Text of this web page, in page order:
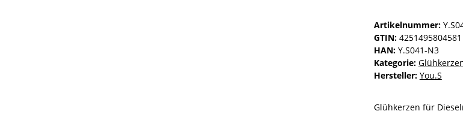
Artikelnummer:
GTIN: 4251495804581
HAN: Y.S041-N3
Kategorie:
Hersteller: You.S
Glühkerzen für